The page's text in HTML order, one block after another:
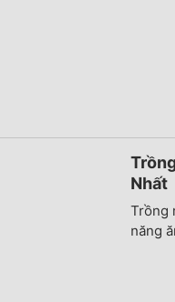
Nhất
Trồng
năng